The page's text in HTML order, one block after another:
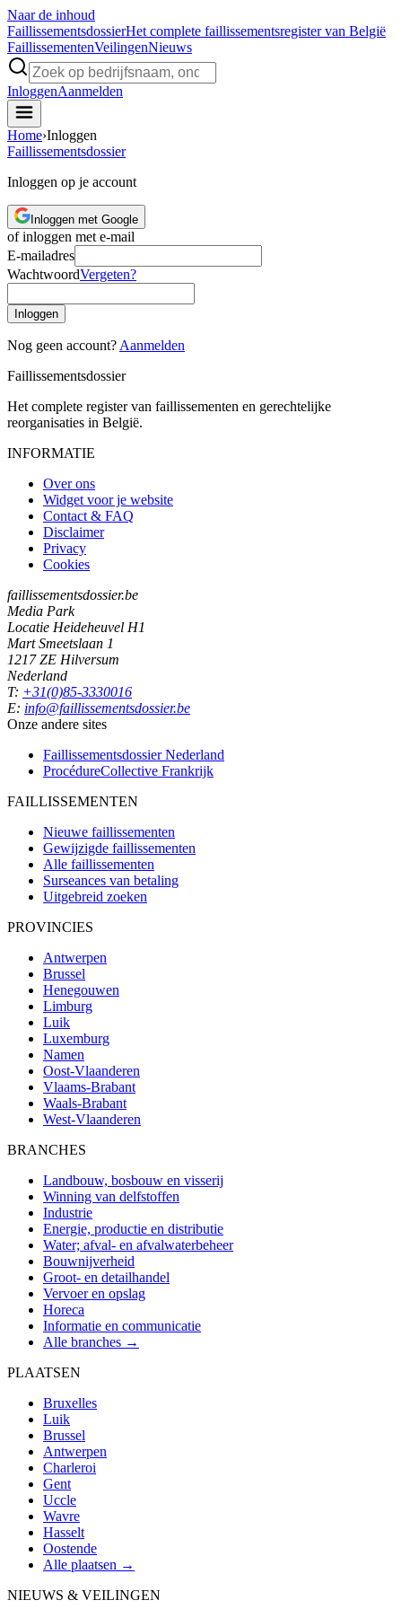
Naar de inhoud
FaillissementsdossierHet complete faillissementsregister van België
FaillissementenVeilingenNieuws
InloggenAanmelden
Home›Inloggen
Faillissementsdossier
Inloggen op je account
Inloggen met Google
of inloggen met e-mail
E-mailadres
WachtwoordVergeten?
Inloggen
Nog geen account? Aanmelden
Faillissementsdossier
Het complete register van faillissementen en gerechtelijke
reorganisaties in België.
INFORMATIE
Over ons
Widget voor je website
Contact & FAQ
Disclaimer
Privacy
Cookies
faillissementsdossier.be
Media Park
Locatie Heideheuvel H1
Mart Smeetslaan 1
1217 ZE Hilversum
Nederland
T: +31(0)85-3330016
E: info@faillissementsdossier.be
Onze andere sites
Faillissementsdossier Nederland
ProcédureCollective Frankrijk
FAILLISSEMENTEN
Nieuwe faillissementen
Gewijzigde faillissementen
Alle faillissementen
Surseances van betaling
Uitgebreid zoeken
PROVINCIES
Antwerpen
Brussel
Henegouwen
Limburg
Luik
Luxemburg
Namen
Oost-Vlaanderen
Vlaams-Brabant
Waals-Brabant
West-Vlaanderen
BRANCHES
Landbouw, bosbouw en visserij
Winning van delfstoffen
Industrie
Energie, productie en distributie
Water; afval- en afvalwaterbeheer
Bouwnijverheid
Groot- en detailhandel
Vervoer en opslag
Horeca
Informatie en communicatie
Alle branches →
PLAATSEN
Bruxelles
Luik
Brussel
Antwerpen
Charleroi
Gent
Uccle
Wavre
Hasselt
Oostende
Alle plaatsen →
NIEUWS & VEILINGEN